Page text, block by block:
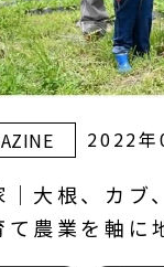
2022年
｜大根、カブ
て農業を軸に